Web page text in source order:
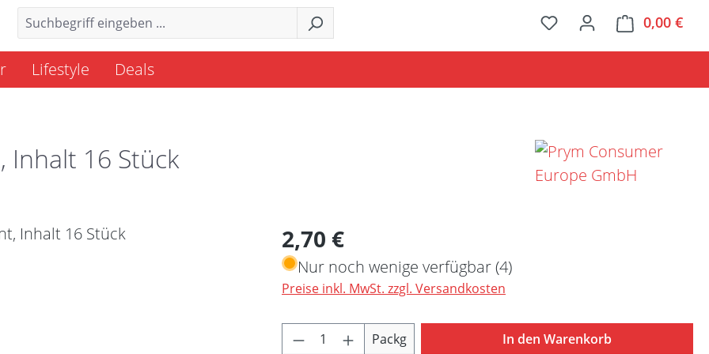
0,00 €
Lifestyle Deals
Inhalt 16 Stück
Regulärer Preis:
2,70 €
Nur noch wenige verfügbar (4)
Preise inkl. MwSt. zzgl. Versandkosten
Produkt Anzahl: Gib den gewünschten Wert ein
Packg In den Warenkorb